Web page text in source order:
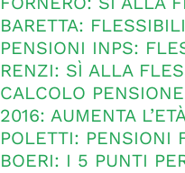
BARETTA:
PENSIONI INPS:
RENZI: SÌ ALLA
CALCOLO
2016: AUMENTA
POLETTI: PENSIONI
BOERI: I 5 PUNTI